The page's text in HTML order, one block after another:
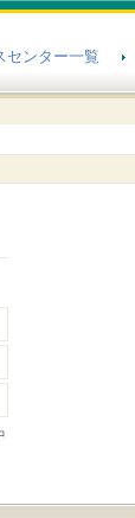
センター一覧